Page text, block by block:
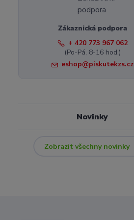
Zákaznická podpora
+ 420 773 967 062
(Po-Pá, 8-16 hod.)
eshop@piskutekzs.cz
Novinky
Zobrazit všechny novinky